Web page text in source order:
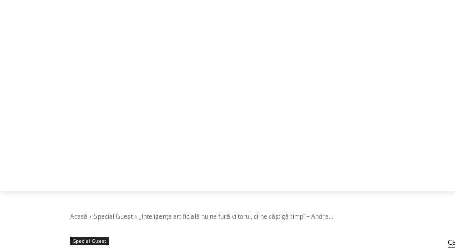
Acasă Special Guest „Inteligența artificială nu ne fură viitorul, ci ne câștigă timp” – Andra...
Special Guest